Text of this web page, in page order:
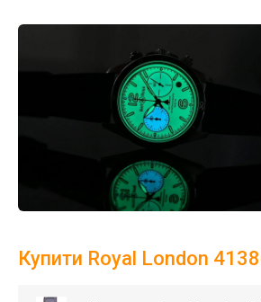
Купити Royal London